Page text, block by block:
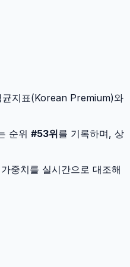
지표(Korean Premium)와
순위 #53위를 기록하며, 상
중치를 실시간으로 대조해